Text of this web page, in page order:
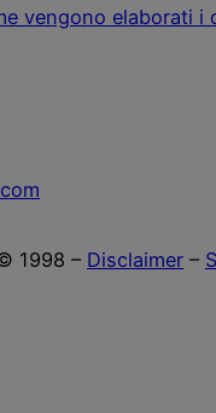
vengono elaborati i
1998 – Disclaimer –